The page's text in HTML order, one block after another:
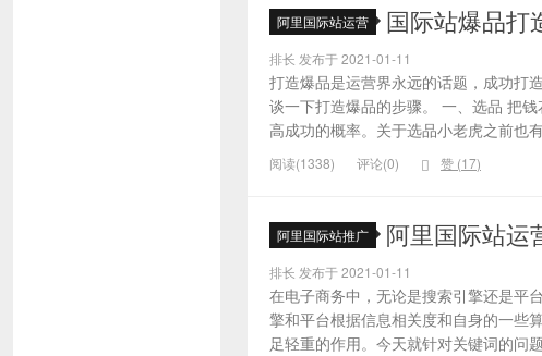
阿里国际站运营 国际站爆品打
排长 发布于 2021-01-11
打造爆品是运营界永远的话题，成功打
谈一下打造爆品的步骤。 一、选品 把
高成功的概率。关于选品小老虎之前也
阅读(1338) 评论(0) 赞 (17)
阿里国际站推广 阿里国际站运
排长 发布于 2021-01-11
在电子商务中，无论是搜索引擎还是平
擎和平台根据信息相关度和自身的一些
足轻重的作用。今天就针对关键词的问